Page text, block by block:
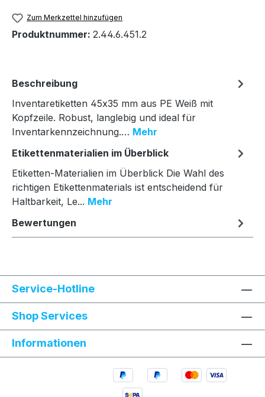
Zum Merkzettel hinzufügen
Produktnummer: 2.44.6.451.2
Beschreibung
Inventaretiketten 45x35 mm aus PE Weiß mit
Kopfzeile. Robust, langlebig und ideal für
Inventarkennzeichnung.… Mehr
Etikettenmaterialien im Überblick
Etiketten-Materialien im Überblick Die Wahl des
richtigen Etikettenmaterials ist entscheidend für
Haltbarkeit, Le... Mehr
Bewertungen
Service-Hotline
Shop Services
Informationen